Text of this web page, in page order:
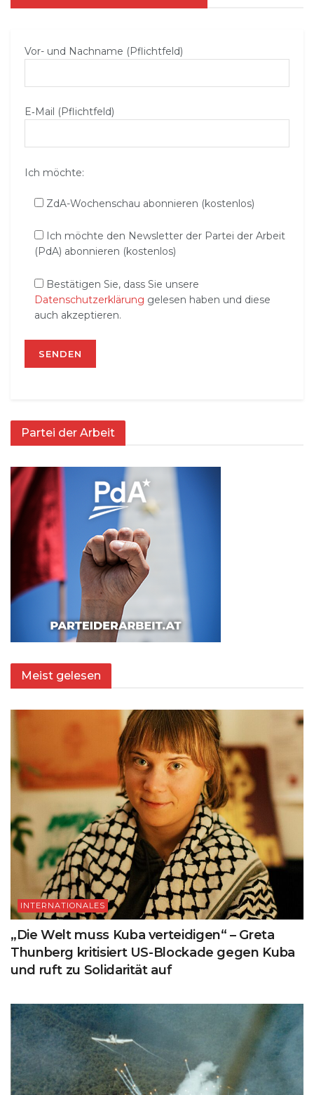
Vor- und Nachname (Pflichtfeld)
E‑Mail (Pflichtfeld)
Ich möchte:
ZdA-Wochenschau abonnieren (kostenlos)
Ich möchte den Newsletter der Partei der Arbeit
(PdA) abonnieren (kostenlos)
Bestätigen Sie, dass Sie unsere
Datenschutzerklärung gelesen haben und diese
auch akzeptieren.
Partei der Arbeit
Meist gelesen
INTERNATIONALES
„Die Welt muss Kuba verteidigen“ – Greta
Thunberg kritisiert US-Blockade gegen Kuba
und ruft zu Solidarität auf